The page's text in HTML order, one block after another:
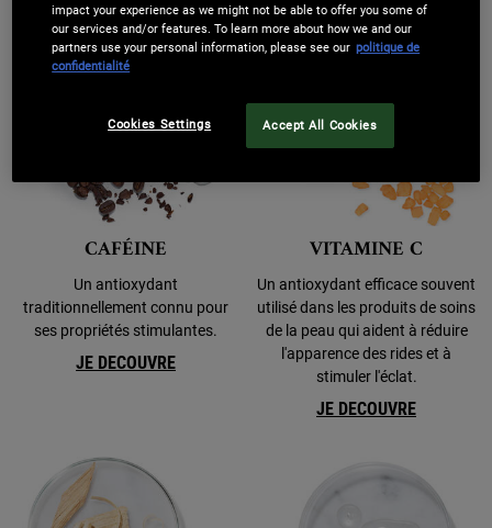
CAFÉINE
Un antioxydant
traditionnellement connu pour
ses propriétés stimulantes.
JE DECOUVRE
VITAMINE C
Un antioxydant efficace souvent
utilisé dans les produits de soins
de la peau qui aident à réduire
l'apparence des rides et à
stimuler l'éclat.
JE DECOUVRE
impact your experience as we might not be able to offer you some of
our services and/or features. To learn more about how we and our
partners use your personal information, please see our politique de
confidentialité
Cookies Settings Accept All Cookies